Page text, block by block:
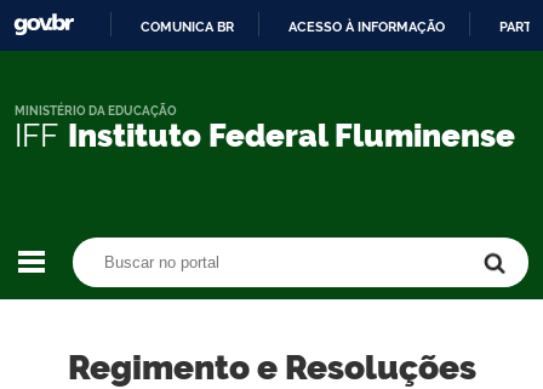
CONTEÚDO
COMUNICA BR ACESSO À INFORMAÇÃO
IFF Instituto Federal Fluminense
MINISTÉRIO DA EDUCAÇÃO
Regimento e Resoluções